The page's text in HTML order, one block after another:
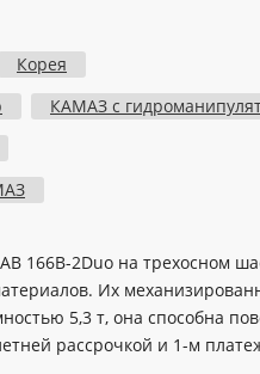
Корея
КАМАЗ с
166B-2Duo на трехосном
Их
5,3 т, она способна
рассрочкой и 1-м